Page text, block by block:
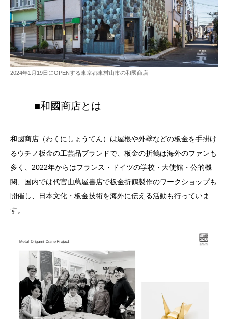
2024年1月19日にOPENする東京都東村山市の和國商店
■和國商店とは
和國商店（わくにしょうてん）は屋根や外壁などの板金を手掛け
るウチノ板金の工芸品ブランドで、板金の折鶴は海外のファンも
多く、2022年からはフランス・ドイツの学校・大使館・公的機
関、国内では代官山蔦屋書店で板金折鶴製作のワークショップも
開催し、日本文化・板金技術を海外に伝える活動も行っていま
す。